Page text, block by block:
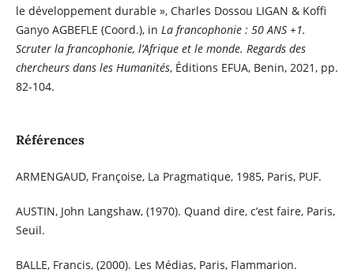
le développement durable », Charles Dossou LIGAN & Koffi
Ganyo AGBEFLE (Coord.), in La francophonie : 50 ANS +1.
Scruter la francophonie, l’Afrique et le monde. Regards des
chercheurs dans les Humanités, Éditions EFUA, Benin, 2021, pp.
82-104.
Références
ARMENGAUD, Françoise, La Pragmatique, 1985, Paris, PUF.
AUSTIN, John Langshaw, (1970). Quand dire, c’est faire, Paris,
Seuil.
BALLE, Francis, (2000). Les Médias, Paris, Flammarion.